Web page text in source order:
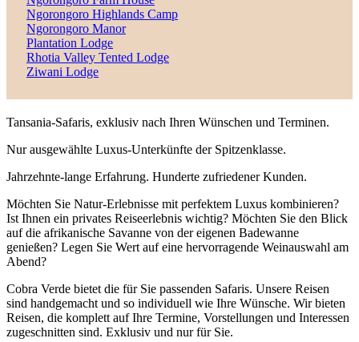
Ngorongoro Highlands Camp
Ngorongoro Manor
Plantation Lodge
Rhotia Valley Tented Lodge
Ziwani Lodge
Tansania-Safaris, exklusiv nach Ihren Wünschen und Terminen.
Nur ausgewählte Luxus-Unterkünfte der Spitzenklasse.
Jahrzehnte-lange Erfahrung. Hunderte zufriedener Kunden.
Möchten Sie Natur-Erlebnisse mit perfektem Luxus kombinieren?
Ist Ihnen ein privates Reiseerlebnis wichtig? Möchten Sie den Blick
auf die afrikanische Savanne von der eigenen Badewanne
genießen? Legen Sie Wert auf eine hervorragende Weinauswahl am
Abend?
Cobra Verde bietet die für Sie passenden Safaris. Unsere Reisen
sind handgemacht und so individuell wie Ihre Wünsche. Wir bieten
Reisen, die komplett auf Ihre Termine, Vorstellungen und Interessen
zugeschnitten sind. Exklusiv und nur für Sie.